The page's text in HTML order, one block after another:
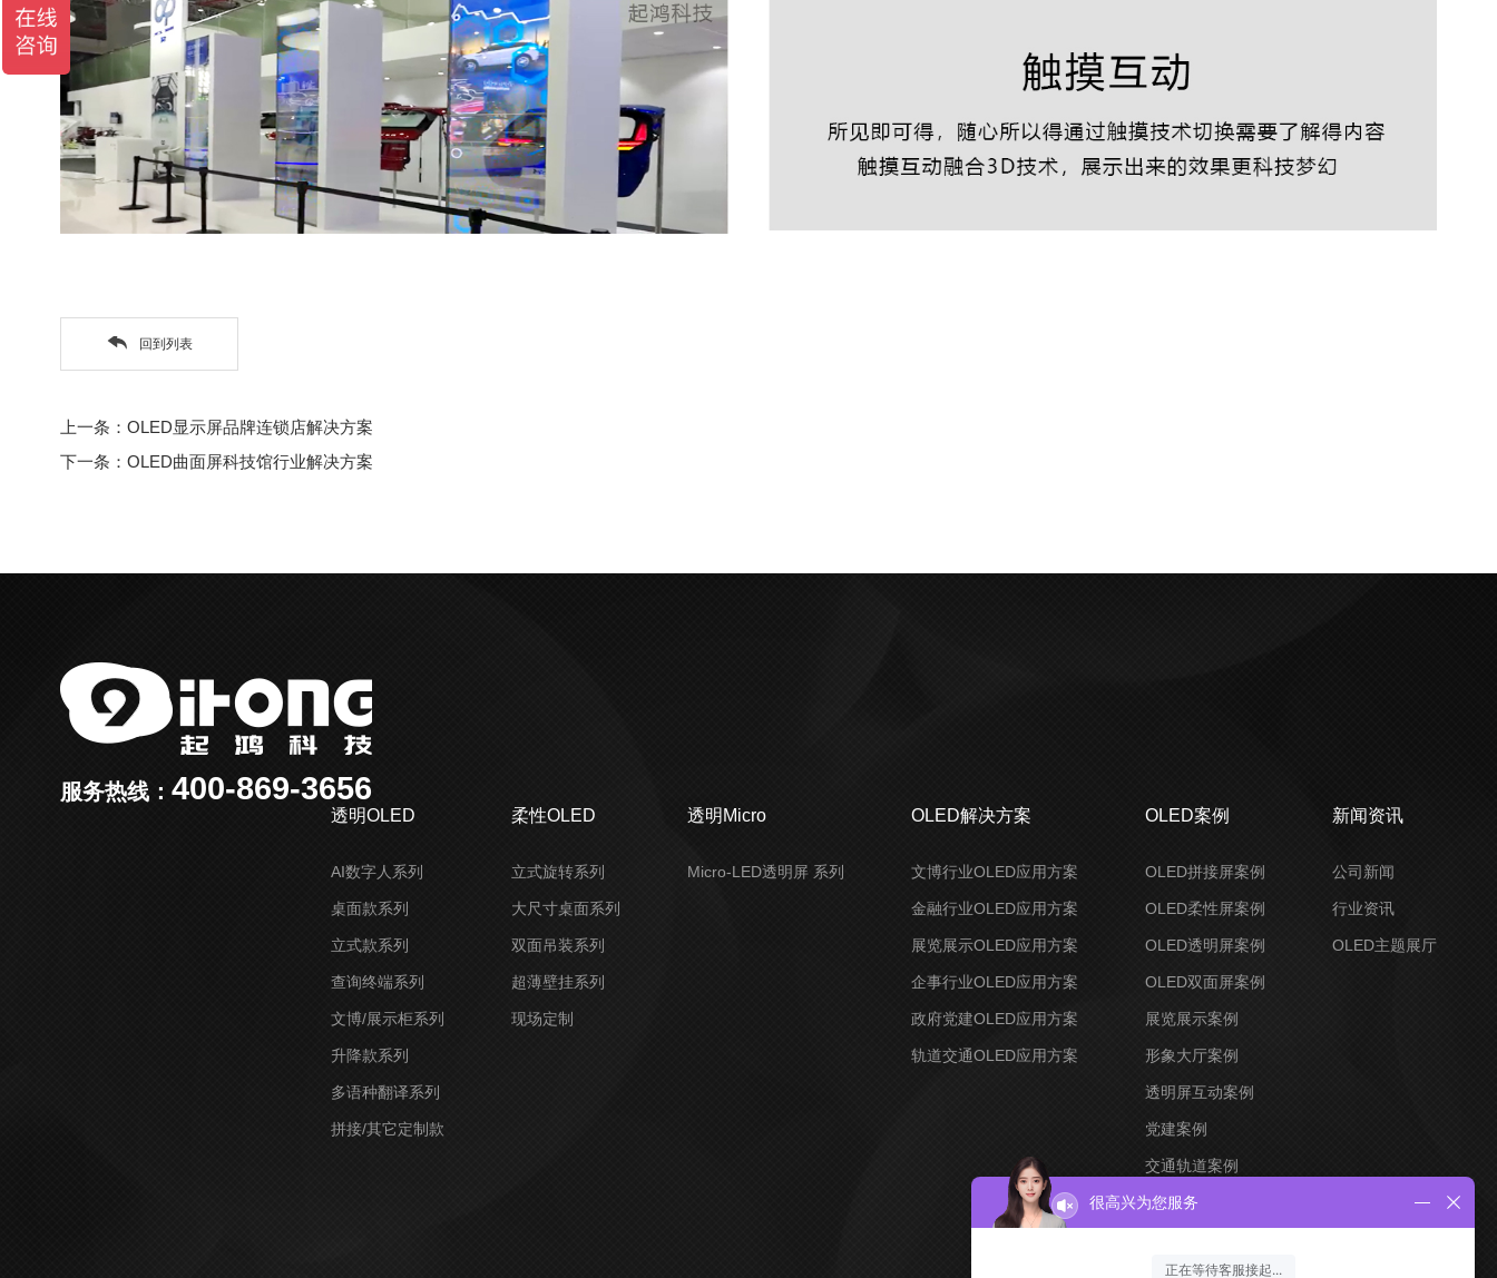
回到列表
上一条：OLED显示屏品牌连锁店解决方案
下一条：OLED曲面屏科技馆行业解决方案
服务热线： 400-869-3656
透明OLED
AI数字人系列
桌面款系列
立式款系列
查询终端系列
文博/展示柜系列
升降款系列
多语种翻译系列
拼接/其它定制款
柔性OLED
立式旋转系列
大尺寸桌面系列
双面吊装系列
超薄壁挂系列
现场定制
透明Micro
Micro-LED透明屏 系列
OLED解决方案
文博行业OLED应用方案
金融行业OLED应用方案
展览展示OLED应用方案
企事行业OLED应用方案
政府党建OLED应用方案
轨道交通OLED应用方案
OLED案例
OLED拼接屏案例
OLED柔性屏案例
OLED透明屏案例
OLED双面屏案例
展览展示案例
形象大厅案例
透明屏互动案例
党建案例
交通轨道案例
创意定制案例
新闻资讯
公司新闻
行业资讯
OLED主题展厅
很高兴为您服务